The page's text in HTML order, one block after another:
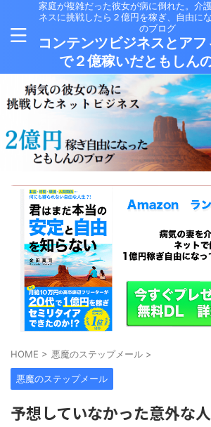
家庭が複雑だった彼女が病に倒れた。介
ネスに挑戦したら２億円を稼ぎ、自由に
のブログ
コンテンツビジネスとアフ
で２億稼いだともしん
HOME > 悪魔のステップメール >
悪魔のステップメール
予想していなかった意外な